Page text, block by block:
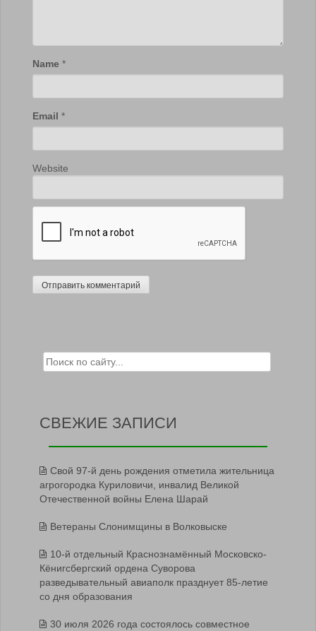
Name *
Email *
Website
Search for:
СВЕЖИЕ ЗАПИСИ
Свой 97-й день рождения отметила жительница
агрогородка Куриловичи, инвалид Великой
Отечественной войны Елена Шарай
Ветераны Слонимщины в Волковыске
10-й отдельный Краснознамённый Московско-
Кёнигсбергский ордена Суворова
разведывательный авиаполк празднует 85-летие
со дня образования
30 июля 2026 года состоялось совместное